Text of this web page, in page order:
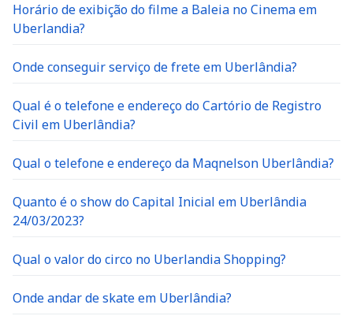
Horário de exibição do filme a Baleia no Cinema em
Uberlandia?
Onde conseguir serviço de frete em Uberlândia?
Qual é o telefone e endereço do Cartório de Registro
Civil em Uberlândia?
Qual o telefone e endereço da Maqnelson Uberlândia?
Quanto é o show do Capital Inicial em Uberlândia
24/03/2023?
Qual o valor do circo no Uberlandia Shopping?
Onde andar de skate em Uberlândia?